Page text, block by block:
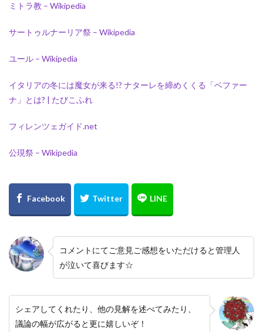
ミトラ教 – Wikipedia
サートゥルナーリア祭 – Wikipedia
ユール – Wikipedia
イタリアの冬には魔女が来る!? ナターレを締めくくる「ベファー
ナ」とは? | たびこふれ
フィレンツェガイド.net
公現祭 – Wikipedia
コメントにてご意見ご感想をいただけると管理人
が泣いて喜びます☆
シェアしてくれたり、他の見解を述べてみたり、
議論の幅が広がると更に嬉しいぞ！